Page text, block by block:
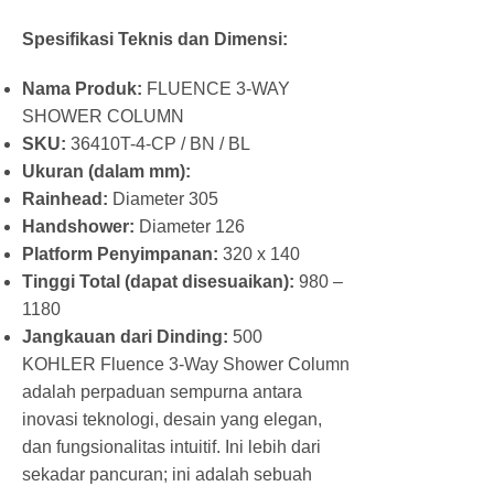
Spesifikasi Teknis dan Dimensi:
Nama Produk: FLUENCE 3-WAY
SHOWER COLUMN
SKU: 36410T-4-CP / BN / BL
Ukuran (dalam mm):
Rainhead: Diameter 305
Handshower: Diameter 126
Platform Penyimpanan: 320 x 140
Tinggi Total (dapat disesuaikan): 980 –
1180
Jangkauan dari Dinding: 500
KOHLER Fluence 3-Way Shower Column
adalah perpaduan sempurna antara
inovasi teknologi, desain yang elegan,
dan fungsionalitas intuitif. Ini lebih dari
sekadar pancuran; ini adalah sebuah